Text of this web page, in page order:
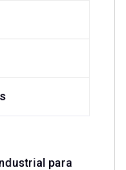
para